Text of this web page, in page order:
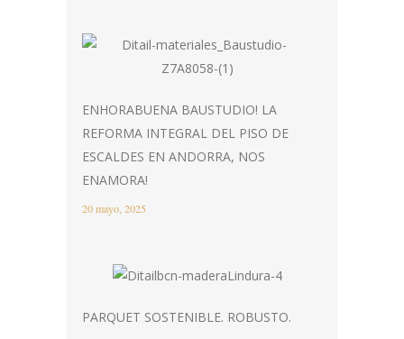
ENHORABUENA BAUSTUDIO! LA
REFORMA INTEGRAL DEL PISO DE
ESCALDES EN ANDORRA, NOS
ENAMORA!
20 mayo, 2025
PARQUET SOSTENIBLE. ROBUSTO.